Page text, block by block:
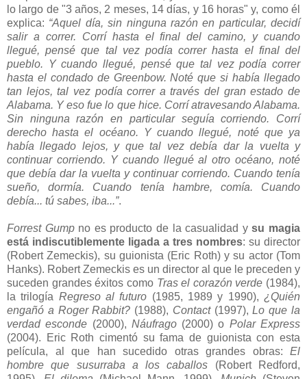
lo largo de "3 años, 2 meses, 14 días, y 16 horas" y, como él
explica: “Aquel día, sin ninguna razón en particular, decidí
salir a correr. Corrí hasta el final del camino, y cuando
llegué, pensé que tal vez podía correr hasta el final del
pueblo. Y cuando llegué, pensé que tal vez podía correr
hasta el condado de Greenbow. Noté que si había llegado
tan lejos, tal vez podía correr a través del gran estado de
Alabama. Y eso fue lo que hice. Corrí atravesando Alabama.
Sin ninguna razón en particular seguía corriendo. Corrí
derecho hasta el océano. Y cuando llegué, noté que ya
había llegado lejos, y que tal vez debía dar la vuelta y
continuar corriendo. Y cuando llegué al otro océano, noté
que debía dar la vuelta y continuar corriendo. Cuando tenía
sueño, dormía. Cuando tenía hambre, comía. Cuando
debía... tú sabes, iba...”.
Forrest Gumpno es producto de la casualidad ysu magia
está indiscutiblemente ligada a tres nombres: su director
(Robert Zemeckis), su guionista (Eric Roth) y su actor (Tom
Hanks). Robert Zemeckis es un director al que le preceden y
suceden grandes éxitos como Tras el corazón verde (1984),
la trilogía Regreso al futuro (1985, 1989 y 1990),¿Quién
engañó a Roger Rabbit? (1988), Contact(1997),Lo que la
verdad esconde (2000), Náufrago(2000) o Polar Express
(2004). Eric Roth cimentó su fama de guionista con esta
película, al que han sucedido otras grandes obras: El
hombre que susurraba a los caballos (Robert Redford,